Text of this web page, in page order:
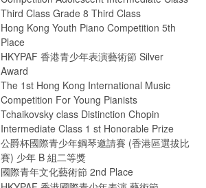
Third Class Grade 8 Third Class
Hong Kong Youth Piano Competition 5th
Place
HKYPAF 香港青少年表演藝術節 Silver
Award
The 1st Hong Kong International Music
Competition For Young Pianists
Tchaikovsky class Distinction Chopin
Intermediate Class 1 st Honorable Prize
公爵杯國際青少年鋼琴邀請賽 (香港區選拔比
賽) 少年 B 組二等獎
國際青年文化藝術節 2nd Place